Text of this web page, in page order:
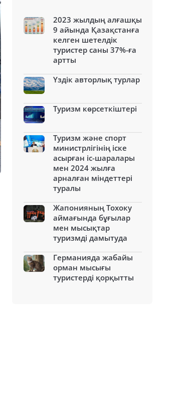
2023 жылдың алғашқы
9 айында Қазақстанға
келген шетелдік
туристер саны 37%-ға
артты
Үздік авторлық турлар
Туризм көрсеткіштері
Туризм және спорт
министрлігінің іске
асырған іс-шаралары
мен 2024 жылға
арналған міндеттері
туралы
Жапонияның Тохоку
аймағында бұғылар
мен мысықтар
туризмді дамытуда
Германияда жабайы
орман мысығы
туристерді қорқытты